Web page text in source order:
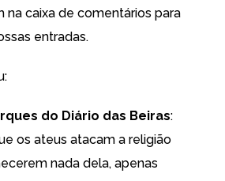
na caixa de comentários para
entradas.
do Diário das Beiras:
os ateus atacam a religião
nada dela, apenas